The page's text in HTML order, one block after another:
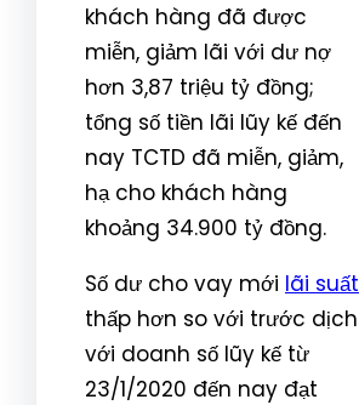
khách hàng đã được
miễn, giảm lãi với dư nợ
hơn 3,87 triệu tỷ đồng;
tổng số tiền lãi lũy kế đến
nay TCTD đã miễn, giảm,
hạ cho khách hàng
khoảng 34.900 tỷ đồng.
Số dư cho vay mới lãi suất
thấp hơn so với trước dịch
với doanh số lũy kế từ
23/1/2020 đến nay đạt